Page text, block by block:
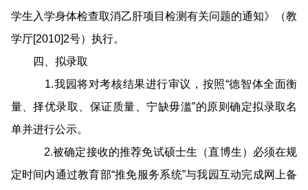
学生入学身体检查取消乙肝项目检测有关问题的通知》（教
学厅[2010]2号）执行。
四、拟录取
1.我园将对考核结果进行审议，按照“德智体全面衡
量、择优录取、保证质量、宁缺毋滥”的原则确定拟录取名
单并进行公示。
2.被确定接收的推荐免试硕士生（直博生）必须在规
定时间内通过教育部“推免服务系统”与我园互动完成网上备